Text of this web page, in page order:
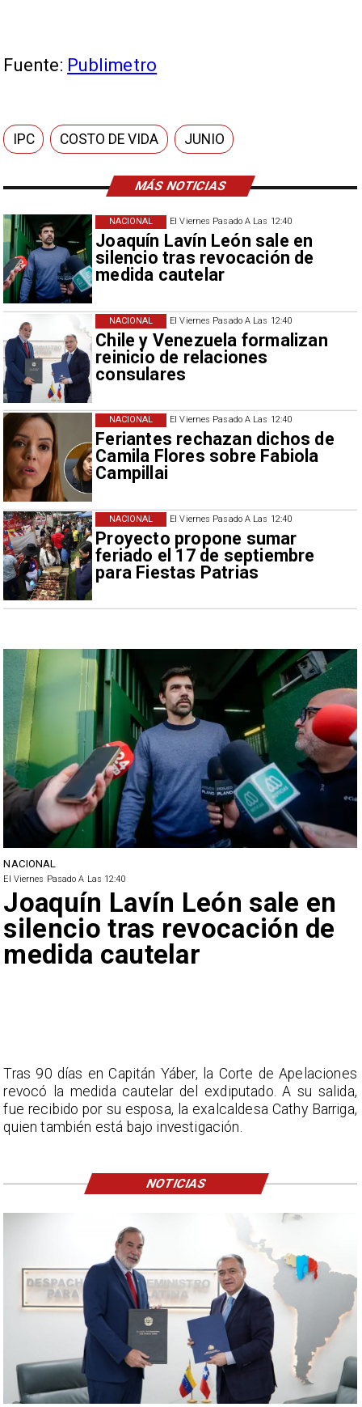
MÁS NOTICIAS
El Viernes Pasado A Las 12:40
Joaquín Lavín León sale en
silencio tras revocación de
medida cautelar
NACIONAL
El Viernes Pasado A Las 12:40
Chile y Venezuela formalizan
reinicio de relaciones
consulares
NACIONAL
El Viernes Pasado A Las 12:40
Feriantes rechazan dichos de
Camila Flores sobre Fabiola
Campillai
NACIONAL
El Viernes Pasado A Las 12:40
Proyecto propone sumar
feriado el 17 de septiembre
para Fiestas Patrias
NACIONAL
Fuente: Publimetro
IPC COSTO DE VIDA JUNIO
NACIONAL
El Viernes Pasado A Las 12:40
Joaquín Lavín León sale en
silencio tras revocación de
medida cautelar
Tras 90 días en Capitán Yáber, la Corte de Apelaciones
revocó la medida cautelar del exdiputado. A su salida,
fue recibido por su esposa, la exalcaldesa Cathy Barriga,
quien también está bajo investigación.
NOTICIAS